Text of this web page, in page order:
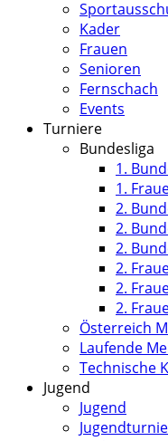
Kader
Frauen
Senioren
Fernschach
Events
Turniere
Bundesliga
1.
1.
2.
2.
2.
2.
2.
2.
Österreich
Laufende
Technische
Jugend
Jugend